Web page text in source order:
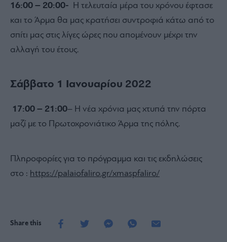
16:00 – 20:00- Η τελευταία µέρα του χρόνου έφτασε
και το Άρµα θα μας κρατήσει συντροφιά κάτω από το
σπίτι μας στις λίγες ώρες που αποµένουν µέχρι την
αλλαγή του έτους.
Σάββατο 1 Ιανουαρίου 2022
17:00 – 21:00– Η νέα χρόνια µας χτυπά την πόρτα
µαζί µε το Πρωτοχρονιάτικο Άρµα της πόλης.
Πληροφορίες για το πρόγραμμα και τις εκδηλώσεις
στο : https://palaiofaliro.gr/xmaspfaliro/
Share this